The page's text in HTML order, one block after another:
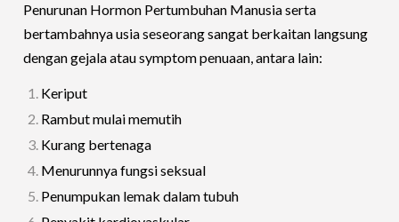
Penurunan Hormon Pertumbuhan Manusia serta
bertambahnya usia seseorang sangat berkaitan langsung
dengan gejala atau symptom penuaan, antara lain:
Keriput
Rambut mulai memutih
Kurang bertenaga
Menurunnya fungsi seksual
Penumpukan lemak dalam tubuh